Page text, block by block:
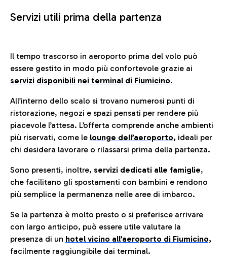
Servizi utili prima della partenza
Il tempo trascorso in aeroporto prima del volo può
essere gestito in modo più confortevole grazie ai
servizi disponibili nei terminal di Fiumicino.
All’interno dello scalo si trovano numerosi punti di
ristorazione, negozi e spazi pensati per rendere più
piacevole l’attesa. L’offerta comprende anche ambienti
più riservati, come le lounge dell’aeroporto, ideali per
chi desidera lavorare o rilassarsi prima della partenza.
Sono presenti, inoltre, servizi dedicati alle famiglie,
che facilitano gli spostamenti con bambini e rendono
più semplice la permanenza nelle aree di imbarco.
Se la partenza è molto presto o si preferisce arrivare
con largo anticipo, può essere utile valutare la
presenza di un hotel vicino all’aeroporto di Fiumicino,
facilmente raggiungibile dai terminal.